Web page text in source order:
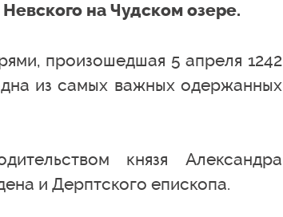
на Чудском озере.
произошедшая 5 апреля 1242
из самых важных одержанных
князя Александра
и Дерптского епископа.